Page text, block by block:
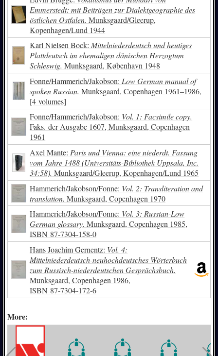
Emmerstedt: mit Beiträgen zur Dialektgeographie des
östlichen Ostfalen. Munksgaard/Gleerup,
Kopenhagen/Lund 1944
Karl Nielsen Bock: Mittelniederdeutsch und heutiges
Plattdeutsch im ehemaligen dänischen Herzogtum
Schleswig. Munksgaard, København 1948
Fonne/Hammerich/Jakobson: Low German manual of
spoken Russian. Munksgaard, Copenhagen 1961–1986,
[4 volumes]
Fonne/Hammerich/Jakobson: Vol. 1: Facsimile copy.
Faks. der Ausgabe 1607, Munksgaard, Copenhagen
1961
Axel Mante: Paris und Vienna: eine niederdt. Fassung
vom Jahre 1488 (Universitäts-Bibliothek Uppsala, Inc.
34:58). Munksgaard/Gleerup, Kopenhagen/Lund 1965
Hammerich/Jakobson/Fonne: Vol. 2: Transliteration and
translation. Munksgaard, Copenhagen 1970
Hammerich/Jakobson/Fonne: Vol. 3: Russian-Low
German glossary. Munksgaard, Copenhagen 1985,
ISBN 87-7304-158-0
Hans Joachim Gernentz: Vol. 4:
Mittelniederdeutsch-neuhochdeutsches Wörterbuch
zum Russisch-niederdeutschen Gesprächsbuch.
Munksgaard, Copenhagen 1986,
ISBN 87-7304-172-6
More: